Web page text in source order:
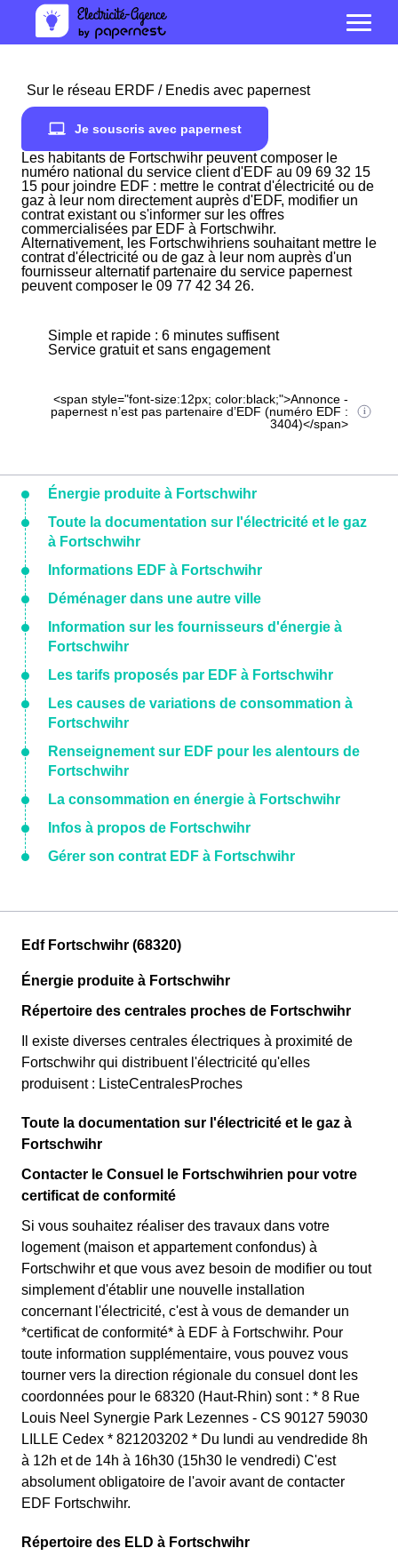
Sur le réseau ERDF / Enedis avec papernest
Je souscris avec papernest
Les habitants de Fortschwihr peuvent composer le
numéro national du service client d'EDF au 09 69 32 15
15 pour joindre EDF : mettre le contrat d'électricité ou de
gaz à leur nom directement auprès d'EDF, modifier un
contrat existant ou s'informer sur les offres
commercialisées par EDF à Fortschwihr.
Alternativement, les Fortschwihriens souhaitant mettre le
contrat d'électricité ou de gaz à leur nom auprès d'un
fournisseur alternatif partenaire du service papernest
peuvent composer le 09 77 42 34 26.
Simple et rapide : 6 minutes suffisent
Service gratuit et sans engagement
<span style="font-size:12px; color:black;">Annonce -
papernest n’est pas partenaire d’EDF (numéro EDF :
3404)</span>
Énergie produite à Fortschwihr
Toute la documentation sur l'électricité et le gaz
à Fortschwihr
Informations EDF à Fortschwihr
Déménager dans une autre ville
Information sur les fournisseurs d'énergie à
Fortschwihr
Les tarifs proposés par EDF à Fortschwihr
Les causes de variations de consommation à
Fortschwihr
Renseignement sur EDF pour les alentours de
Fortschwihr
La consommation en énergie à Fortschwihr
Infos à propos de Fortschwihr
Gérer son contrat EDF à Fortschwihr
Edf Fortschwihr (68320)
Énergie produite à Fortschwihr
Répertoire des centrales proches de Fortschwihr
Il existe diverses centrales électriques à proximité de
Fortschwihr qui distribuent l'électricité qu'elles
produisent : ListeCentralesProches
Toute la documentation sur l'électricité et le gaz à
Fortschwihr
Contacter le Consuel le Fortschwihrien pour votre
certificat de conformité
Si vous souhaitez réaliser des travaux dans votre
logement (maison et appartement confondus) à
Fortschwihr et que vous avez besoin de modifier ou tout
simplement d'établir une nouvelle installation
concernant l'électricité, c'est à vous de demander un
*certificat de conformité* à EDF à Fortschwihr. Pour
toute information supplémentaire, vous pouvez vous
tourner vers la direction régionale du consuel dont les
coordonnées pour le 68320 (Haut-Rhin) sont : * 8 Rue
Louis Neel Synergie Park Lezennes - CS 90127 59030
LILLE Cedex * 821203202 * Du lundi au vendredide 8h
à 12h et de 14h à 16h30 (15h30 le vendredi) C'est
absolument obligatoire de l'avoir avant de contacter
EDF Fortschwihr.
Répertoire des ELD à Fortschwihr